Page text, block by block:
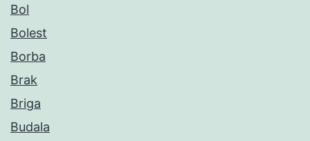
Bol
Bolest
Borba
Brak
Briga
Budala